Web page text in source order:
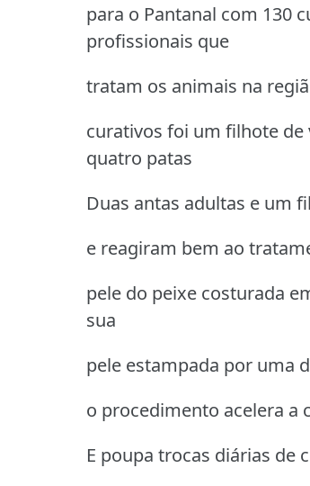
para o Pantanal com 130
profissionais que
tratam os animais na
curativos foi um filhote de
quatro patas
Duas antas adultas e um
e reagiram bem ao
pele do peixe costurada
sua
pele estampada por uma
o procedimento acelera a
E poupa trocas diárias de